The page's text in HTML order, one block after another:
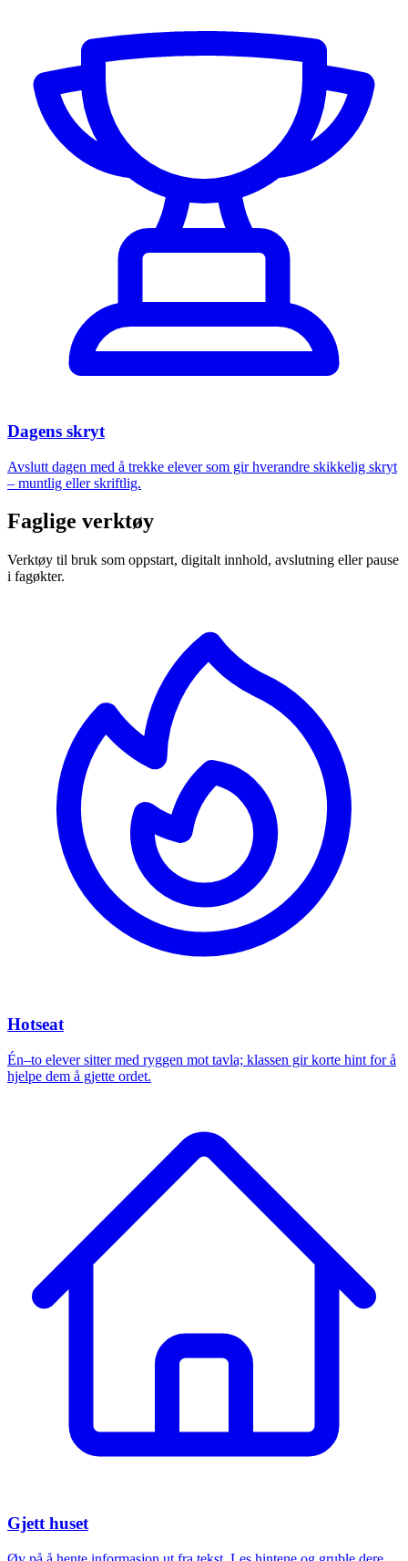
Dagens skryt
Avslutt dagen med å trekke elever som gir hverandre skikkelig skryt
– muntlig eller skriftlig.
Faglige verktøy
Verktøy til bruk som oppstart, digitalt innhold, avslutning eller pause
i fagøkter.
Hotseat
Én–to elever sitter med ryggen mot tavla; klassen gir korte hint for å
hjelpe dem å gjette ordet.
Gjett huset